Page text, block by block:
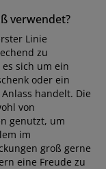
verwendet?
Linie
zu
sich um ein
oder ein
handelt. Die
von
genutzt, um
im
groß gerne
eine Freude zu